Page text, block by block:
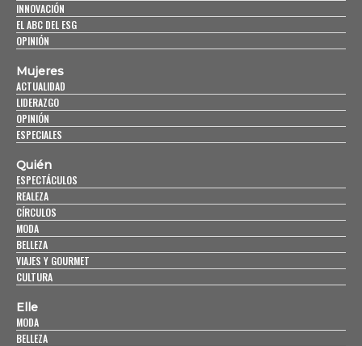
INNOVACIÓN
EL ABC DEL ESG
OPINIÓN
Mujeres
ACTUALIDAD
LIDERAZGO
OPINIÓN
ESPECIALES
Quién
ESPECTÁCULOS
REALEZA
CÍRCULOS
MODA
BELLEZA
VIAJES Y GOURMET
CULTURA
Elle
MODA
BELLEZA